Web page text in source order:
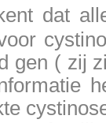
dat
gen ( zij